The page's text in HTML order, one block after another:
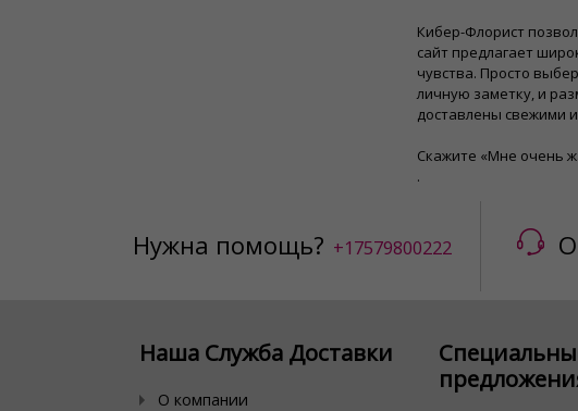
Кибер-Флорист
сайт предлагает
чувства. Просто
личную заметку, и
доставлены свежими
Скажите «Мне очень
.
Нужна помощь? +17579800222
Наша Служба Доставки
О компании